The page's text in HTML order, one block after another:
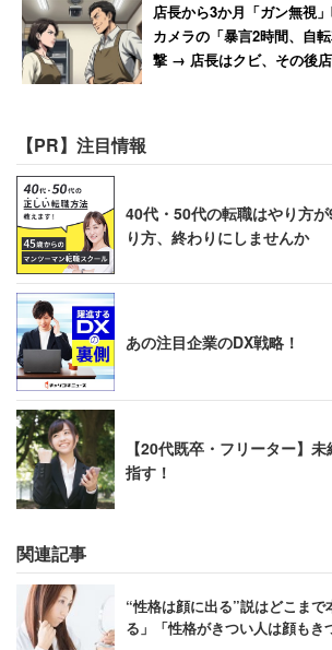
店長から3か月「ガン無視
カメラの「暴言2時間、自
撃 → 店長はクビ、その後
【PR】注目情報
40代・50代の転職はやり方
り方、終わりにしませんか
あの注目企業のDX戦略！
【20代既卒・フリーター】
指す！
関連記事
“性格は顔に出る”説はどこまで
る」「性格がきつい人は顔もき